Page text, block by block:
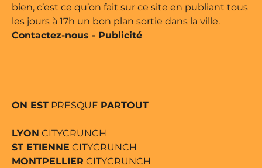
bien, c’est ce qu’on fait sur ce site en publiant tous
les jours à 17h un bon plan sortie dans la ville.
Contactez-nous - Publicité
ON EST PRESQUE PARTOUT
LYON CITYCRUNCH
ST ETIENNE CITYCRUNCH
MONTPELLIER CITYCRUNCH